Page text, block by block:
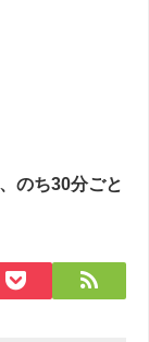
のち30分ごと